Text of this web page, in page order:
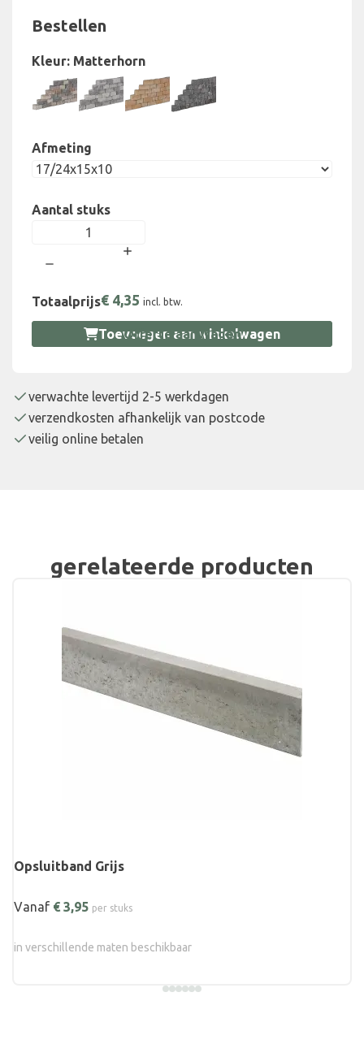
Bestellen
Kleur: Matterhorn
Afmeting
Aantal stuks
Totaalprijs€ 4,35 incl. btw.
Toevoegen aan winkelwagen
Offerte aanvragen
verwachte levertijd 2-5 werkdagen
verzendkosten afhankelijk van postcode
veilig online betalen
gerelateerde producten
Opsluitband Grijs
Vanaf € 3,95 per stuks
in verschillende maten beschikbaar